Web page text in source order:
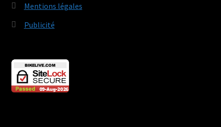
Mentions légales
Publicité